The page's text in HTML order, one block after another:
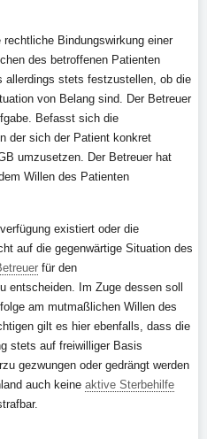
Bindungswirkung einer
des betroffenen Patienten
stets festzustellen, ob die
von Belang sind. Der Betreuer
Befasst sich die
der sich der Patient konkret
umzusetzen. Der Betreuer hat
Willen des Patienten
existiert oder die
auf die gegenwärtige Situation des
für den
entscheiden. Im Zuge dessen soll
am mutmaßlichen Willen des
gilt es hier ebenfalls, dass die
stets auf freiwilliger Basis
gezwungen oder gedrängt werden
auch keine aktive Sterbehilfe